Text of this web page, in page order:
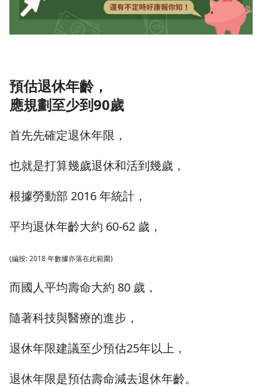
預估退休年齡，
應規劃至少到90歲
首先先確定退休年限，
也就是打算幾歲退休和活到幾歲，
根據勞動部 2016 年統計，
平均退休年齡大約 60-62 歲，
(編按: 2018 年數據亦落在此範圍)
而國人平均壽命大約 80 歲，
隨著科技與醫療的進步，
退休年限建議至少預估25年以上，
退休年限是預估壽命減去退休年齡。